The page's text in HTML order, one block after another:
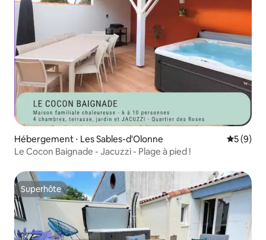
Hébergement ⋅ Les Sables-d'Olonne
5 (9)
Le Cocon Baignade - Jacuzzi - Plage à pied !
Superhôte
Superhôte